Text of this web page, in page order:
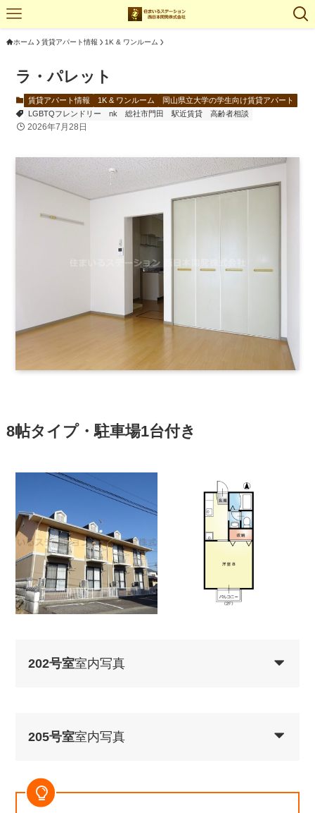
ホーム 賃貸アパート情報 1K & ワンルーム
ラ・パレット
賃貸アパート情報 1K & ワンルーム
岡山県立大学の学生向け賃貸アパート
LGBTQフレンドリー
nk 総社市門田 駅近賃貸 高齢者相談
2026年7月28日
8帖タイプ・駐車場1台付き
202号室室内写真
205号室室内写真